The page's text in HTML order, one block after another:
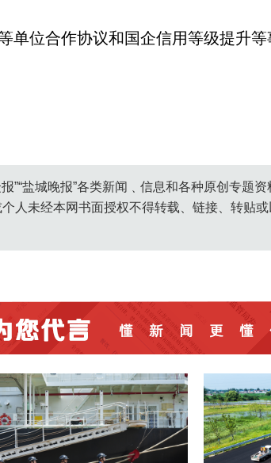
位合作协议和国企信用等级提升等
”“盐城晚报”各类新闻﹑信息和各种原创专题
人未经本网书面授权不得转载、链接、转贴